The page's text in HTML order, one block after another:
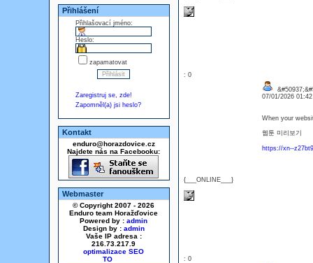
Přihlášení
Přihlašovací jméno:
Heslo:
zapamatovat
Zaregistruj se, zde!
Zapomněl(a) jsi heslo?
Kontakt
enduro@horazdovice.cz
Najdete nás na Facebooku:
Webmaster
© Copyright 2007 - 2026
Enduro team Horažďovice
Powered by : admin
Design by : admin
Vaše IP adresa :
216.73.217.9
optimalizace SEO
: 0
{___ONLINE___}
07/01/2026
When your
웹툰 미리보기
https://xn--
: 0